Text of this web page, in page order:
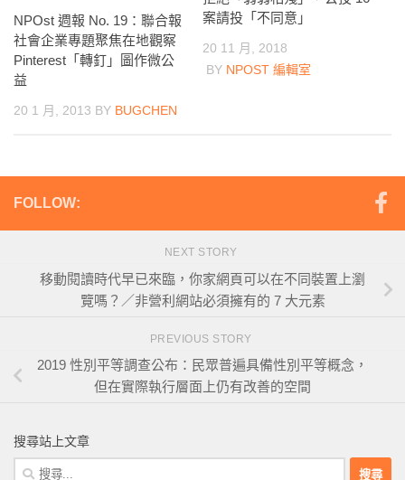
NPOst 週報 No. 19：聯合報
社會企業專題聚焦在地觀察
Pinterest「轉釘」圖作微公
益
20 1 月, 2013 BY BUGCHEN
案請投「不同意」
20 11 月, 2018
BY NPOST 編輯室
FOLLOW:
NEXT STORY
移動閱讀時代早已來臨，你家網頁可以在不同裝置上瀏
覽嗎？／非營利網站必須擁有的 7 大元素
PREVIOUS STORY
2019 性別平等調查公布：民眾普遍具備性別平等概念，
但在實際執行層面上仍有改善的空間
搜尋站上文章
搜